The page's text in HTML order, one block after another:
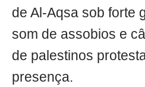
de Al-Aqsa sob forte
som de assobios e
de palestinos
presença.